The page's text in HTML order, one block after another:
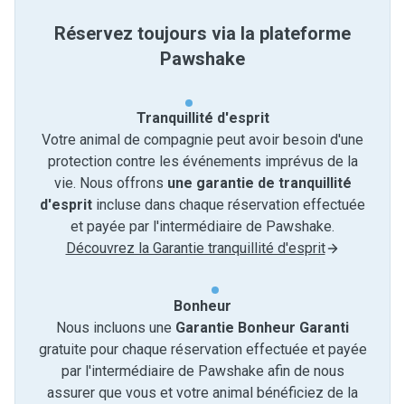
Réservez toujours via la plateforme
Pawshake
Tranquillité d'esprit
Votre animal de compagnie peut avoir besoin d'une
protection contre les événements imprévus de la
vie. Nous offrons une garantie de tranquillité
d'esprit incluse dans chaque réservation effectuée
et payée par l'intermédiaire de Pawshake.
Découvrez la Garantie tranquillité d'esprit
Bonheur
Nous incluons une Garantie Bonheur Garanti
gratuite pour chaque réservation effectuée et payée
par l'intermédiaire de Pawshake afin de nous
assurer que vous et votre animal bénéficiez de la